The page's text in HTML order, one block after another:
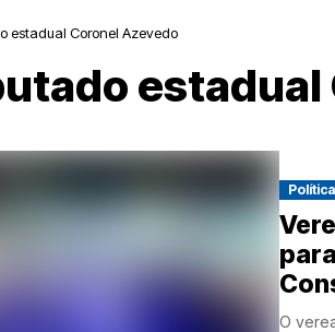
estadual Coronel Azevedo
Política
O